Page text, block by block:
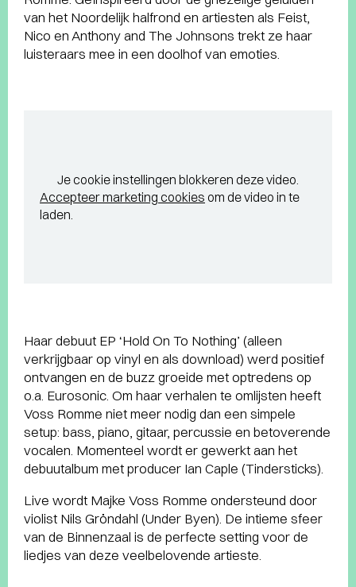
van het Noordelijk halfrond en artiesten als Feist,
Nico en Anthony and The Johnsons trekt ze haar
luisteraars mee in een doolhof van emoties.
Je cookie instellingen blokkeren deze video.
Accepteer marketing cookies om de video in te
laden.
Haar debuut EP ‘Hold On To Nothing’ (alleen
verkrijgbaar op vinyl en als download) werd positief
ontvangen en de buzz groeide met optredens op
o.a. Eurosonic. Om haar verhalen te omlijsten heeft
Voss Romme niet meer nodig dan een simpele
setup: bass, piano, gitaar, percussie en betoverende
vocalen. Momenteel wordt er gewerkt aan het
debuutalbum met producer Ian Caple (Tindersticks).
Live wordt Majke Voss Romme ondersteund door
violist Nils Gröndahl (Under Byen). De intieme sfeer
van de Binnenzaal is de perfecte setting voor de
liedjes van deze veelbelovende artieste.